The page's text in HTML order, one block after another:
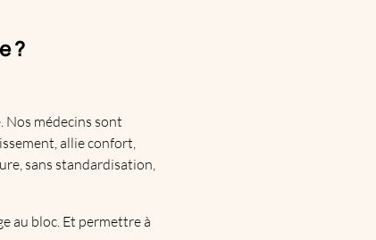
?
Nos médecins sont
allie confort,
sans standardisation,
au bloc. Et permettre à